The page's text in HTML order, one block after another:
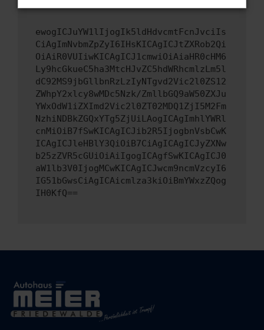
ewogICJuYW1lIjogIk5ldHdvcmtFcnJvciIs
CiAgImNvbmZpZyI6IHsKICAgICJtZXRob2Qi
OiAiR0VUIiwKICAgICJ1cmwiOiAiaHR0cHM6
Ly9hcGkueC5ha3MtcHJvZC5hdWRhcmlzLm5l
dC92MS9jbGllbnRzLzIyNTgvd2Vic2l0ZS12
ZWhpY2xlcy8wMDc5Nzk/ZmllbGQ9aW50ZXJu
YWxOdW1iZXImd2Vic2l0ZT02MDQ1ZjI5M2Fm
NzhiNDBkZGQxYTg5ZjUiLAogICAgImhlYWRl
cnMiOiB7fSwKICAgICJib2R5IjogbnVsbCwK
ICAgICJleHBlY3QiOiB7CiAgICAgICJyZXNw
b25zZVR5cGUiOiAiIgogICAgfSwKICAgICJ0
aW1lb3V0IjogMCwKICAgICJwcm9ncmVzcyI6
IG51bGwsCiAgICAicmlza3kiOiBmYWxzZQog
IH0KfQ==